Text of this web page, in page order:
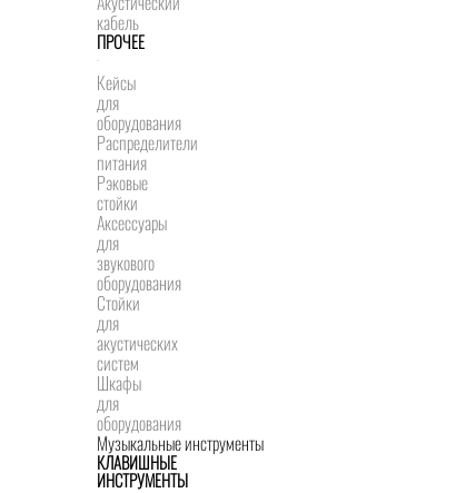
кабель
ПРОЧЕЕ
Кейсы
для
оборудования
Распределители
питания
Рэковые
стойки
Аксессуары
для
звукового
оборудования
Стойки
для
акустических
систем
Шкафы
для
оборудования
Музыкальные инструменты
КЛАВИШНЫЕ
ИНСТРУМЕНТЫ